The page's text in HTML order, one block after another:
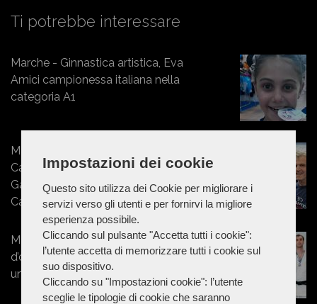
Impostazioni dei cookie
Questo sito utilizza dei Cookie per migliorare i
servizi verso gli utenti e per fornirvi la migliore
esperienza possibile.
Cliccando sul pulsante "Accetta tutti i cookie":
l’utente accetta di memorizzare tutti i cookie sul
suo dispositivo.
Cliccando su "Impostazioni cookie": l’utente
sceglie le tipologie di cookie che saranno
Ti potrebbe interessare
Marche - Ginnastica artistica, Eva
Amici campionessa italiana nella
categoria A1
Marche - Giovani atleti del Cus
Camerino protagonisti al Golden
Gala di Roma con la Città di
Camerino
Marche - CUS Camerino, partenza
d’oro ai Campionati nazionali
universitari